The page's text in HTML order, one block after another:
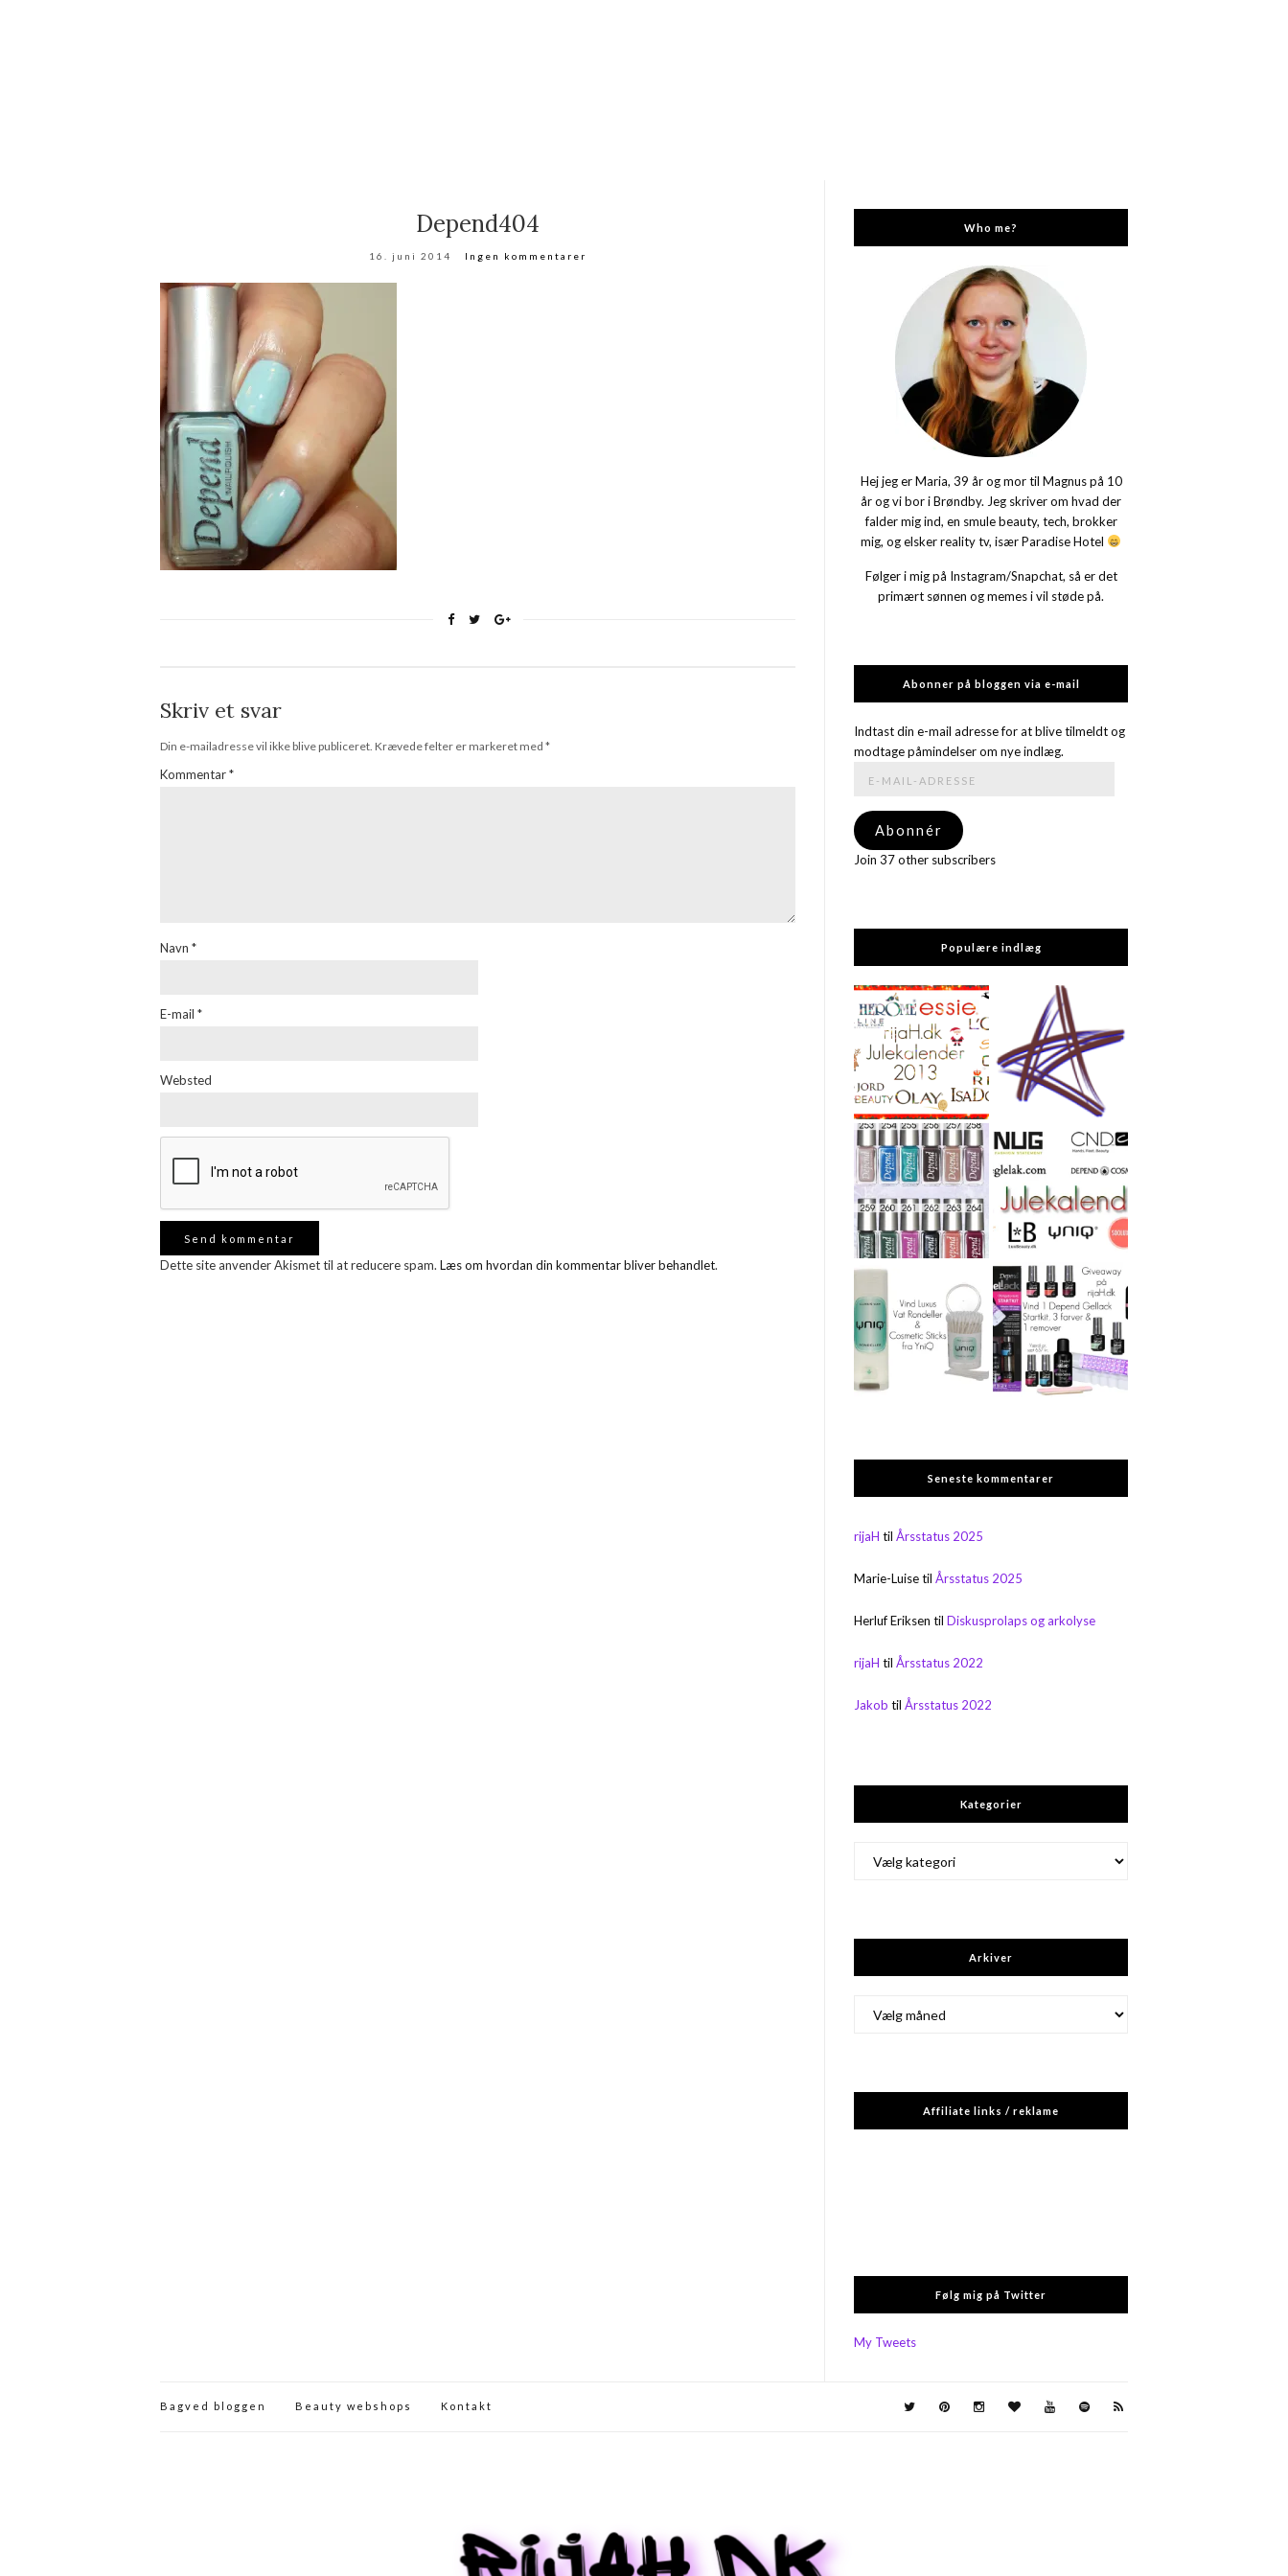
Depend404
16. juni 2014 Ingen kommentarer
Skriv et svar
Din e-mailadresse vil ikke blive publiceret. Krævede felter er markeret med *
Kommentar*
Navn *
E-mail *
Websted
Dette site anvender Akismet til at reducere spam. Læs om hvordan din kommentar bliver behandlet.
Who me?
Hej jeg er Maria, 39 år og mor til Magnus på 10
år og vi bor i Brøndby. Jeg skriver om hvad der
falder mig ind, en smule beauty, tech, brokker
mig, og elsker reality tv, især Paradise Hotel
Følger i mig på Instagram/Snapchat, så er det
primært sønnen og memes i vil støde på.
Abonner på bloggen via e-mail
Indtast din e-mail adresse for at blive tilmeldt og
modtage påmindelser om nye indlæg.
adresse
Abonnér
Join 37 other subscribers
Populære indlæg
Seneste kommentarer
rijaH tilÅrsstatus 2025
Marie-LuisetilÅrsstatus 2025
Herluf Eriksen tilDiskusprolaps og arkolyse
rijaH tilÅrsstatus 2022
Jakob tilÅrsstatus 2022
Kategorier
Arkiver
Affiliate links / reklame
Følg mig på Twitter
My Tweets
Bagved bloggen Beauty webshops Kontakt